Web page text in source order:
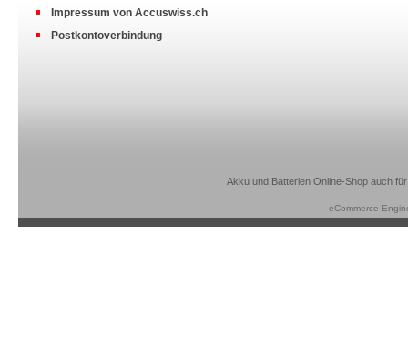
Impressum von Accuswiss.ch
Postkontoverbindung
Akku und Batterien Online-Shop auch
eCommerce